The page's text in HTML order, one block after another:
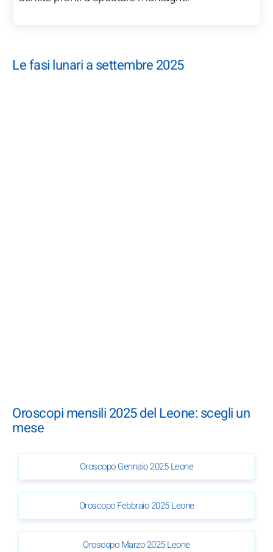
Le fasi lunari a settembre 2025
Oroscopi mensili 2025 del Leone: scegli un
mese
Oroscopo Gennaio 2025 Leone
Oroscopo Febbraio 2025 Leone
Oroscopo Marzo 2025 Leone